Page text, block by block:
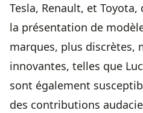
Tesla, Renault, et
la présentation de
marques, plus discrètes,
innovantes, telles que
sont également
des contributions